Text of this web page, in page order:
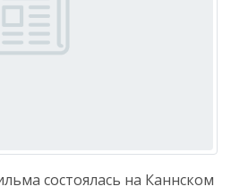
состоялась на Каннском